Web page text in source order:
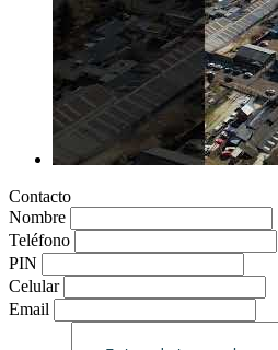
Contacto
Nombre
Teléfono
PIN
Celular
Email